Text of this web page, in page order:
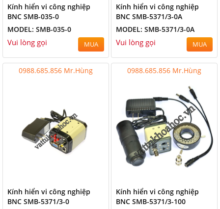
Kính hiển vi công nghiệp
BNC SMB-035-0
MODEL: SMB-035-0
Vui lòng gọi MUA
Kính hiển vi công nghiệp
BNC SMB-5371/3-0A
MODEL: SMB-5371/3-0A
Vui lòng gọi MUA
0988.685.856 Mr.Hùng
Kính hiển vi công nghiệp
BNC SMB-5371/3-0
0988.685.856 Mr.Hùng
Kính hiển vi công nghiệp
BNC SMB-5371/3-100